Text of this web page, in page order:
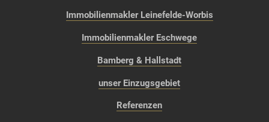
Immobilienmakler Leinefelde-Worbis
Immobilienmakler Eschwege
Bamberg & Hallstadt
unser Einzugsgebiet
Referenzen